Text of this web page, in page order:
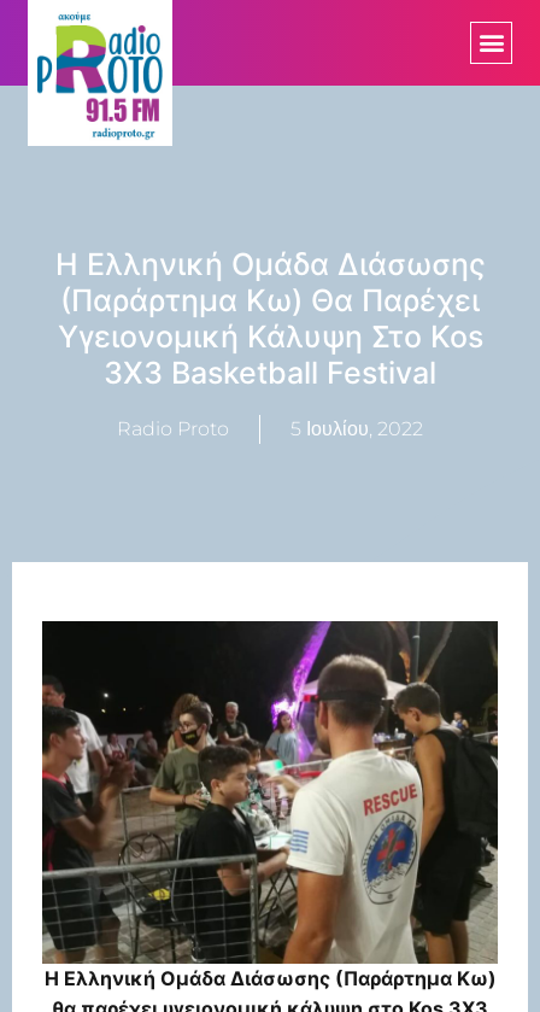
H Ελληνική Ομάδα Διάσωσης
(Παράρτημα Κω) Θα Παρέχει
Υγειονομική Κάλυψη Στο Kos
3Χ3 Basketball Festival
Radio Proto 5 Ιουλίου, 2022
H Ελληνική Ομάδα Διάσωσης (Παράρτημα Κω)